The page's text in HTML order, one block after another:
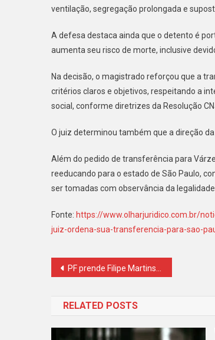
ventilação, segregação prolongada e
A defesa destaca ainda que o detento é
aumenta seu risco de morte, inclusive
Na decisão, o magistrado reforçou que a
critérios claros e objetivos, respeitando a
social, conforme diretrizes da Resolução
O juiz determinou também que a direção
Além do pedido de transferência para
reeducando para o estado de São Paulo,
ser tomadas com observância da
Fonte: https://www.olharjuridico.com.br/
juiz-ordena-sua-transferencia-para-sao-
Navegação
Post
PF prende Filipe Martins após ordem de Alexandre de Moraes
RELATED POSTS